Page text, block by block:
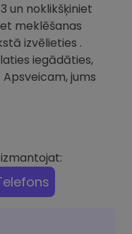
un noklikšķiniet
meklēšanas
izvēlieties .
iegādāties,
jums